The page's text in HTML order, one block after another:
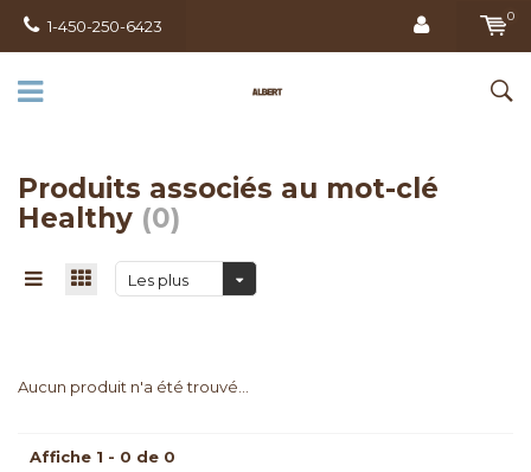
1-450-250-6423
0
Produits associés au mot-clé
Healthy (0)
Les plus
Aucun produit n'a été trouvé...
Affiche 1 - 0 de 0